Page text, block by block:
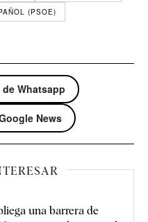
(PSOE)
Whatsapp
News
una barrera de